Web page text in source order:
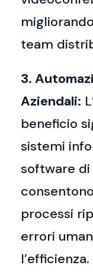
team
3.
Aziendali:
beneficio
sistemi
software di
processi
errori